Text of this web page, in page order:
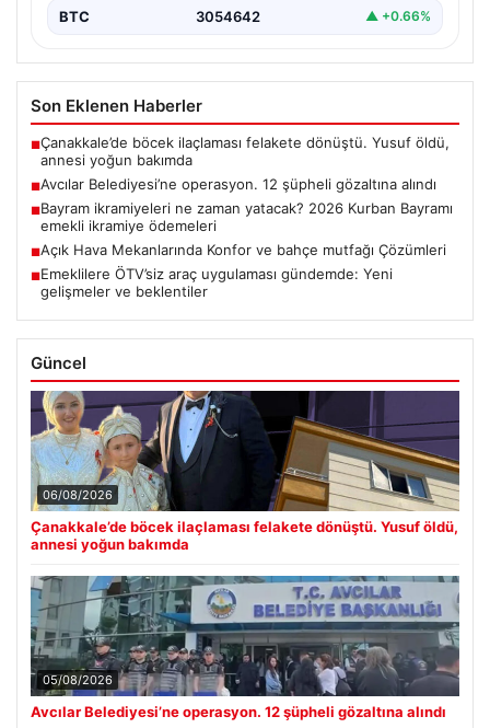
BTC 3054642 ▲ +0.66%
Son Eklenen Haberler
■Çanakkale’de böcek ilaçlaması felakete dönüştü. Yusuf öldü,
annesi yoğun bakımda
■Avcılar Belediyesi’ne operasyon. 12 şüpheli gözaltına alındı
■Bayram ikramiyeleri ne zaman yatacak? 2026 Kurban Bayramı
emekli ikramiye ödemeleri
■Açık Hava Mekanlarında Konfor ve bahçe mutfağı Çözümleri
■Emeklilere ÖTV’siz araç uygulaması gündemde: Yeni
gelişmeler ve beklentiler
Güncel
06/08/2026
Çanakkale’de böcek ilaçlaması felakete dönüştü. Yusuf öldü,
annesi yoğun bakımda
05/08/2026
Avcılar Belediyesi’ne operasyon. 12 şüpheli gözaltına alındı